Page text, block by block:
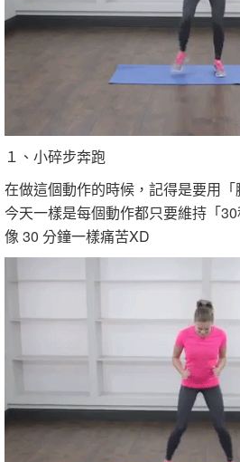
１、小碎步奔跑
在做這個動作的時候，記得是要用「
今天一樣是每個動作都只要維持「
像 30 分鐘一樣痛苦XD